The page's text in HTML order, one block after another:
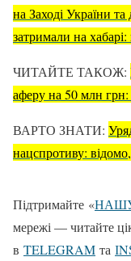
на Заході України
затримали на
ЧИТАЙТЕ ТАКОЖ:
аферу на 50 млн
ВАРТО ЗНАТИ:
нацспротиву:
Підтримайте «
мережі — читайте
в TELEGRAM та